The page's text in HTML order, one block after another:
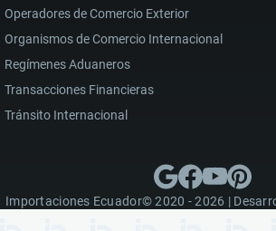
Operadores de Comercio Exterior
Organismos de Comercio Internacional
Regímenes Aduaneros
Transacciones Financieras
Tránsito Internacional
Importaciones Ecuador© 2020 - 2026 |